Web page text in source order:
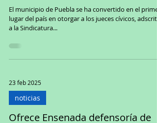
El municipio de Puebla se ha convertido en el primer
lugar del país en otorgar a los jueces cívicos,
a la Sindicatura...
23 feb 2025
noticias
Ofrece Ensenada defensoría de